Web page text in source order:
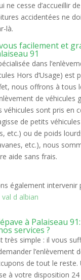
ne cesse d’accueillir
accidentées ne
là.
facilement et
91
dans
Hors d’Usage) est
nous offrons à tous
de véhicules
véhicules sont pris en
de petits
etc.) ou de poids
etc.), nous
aide sans frais.
également intervenir
d albian
à Palaiseau
services ?
très simple : il vous
l’enlèvement
de tout le reste.
à votre disposition